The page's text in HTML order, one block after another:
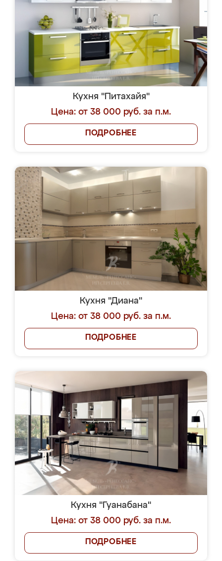
Кухня "Питахайя"
Цена: от 38 000 руб. за п.м.
ПОДРОБНЕЕ
Кухня "Диана"
Цена: от 38 000 руб. за п.м.
ПОДРОБНЕЕ
Кухня "Гуанабана"
Цена: от 38 000 руб. за п.м.
ПОДРОБНЕЕ